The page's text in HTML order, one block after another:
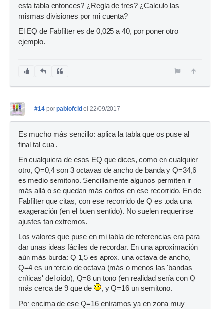
esta tabla entonces? ¿Regla de tres? ¿Calculo las
mismas divisiones por mi cuenta?
El EQ de Fabfilter es de 0,025 a 40, por poner otro
ejemplo.
#14 por pablofcid el 22/09/2017
Es mucho más sencillo: aplica la tabla que os puse al
final tal cual.
En cualquiera de esos EQ que dices, como en cualquier
otro, Q=0,4 son 3 octavas de ancho de banda y Q=34,6
es medio semitono. Sencillamente algunos permiten ir
más allá o se quedan más cortos en ese recorrido. En de
Fabfilter que citas, con ese recorrido de Q es toda una
exageración (en el buen sentido). No suelen requerirse
ajustes tan extremos.
Los valores que puse en mi tabla de referencias era para
dar unas ideas fáciles de recordar. En una aproximación
aún más burda: Q 1,5 es aprox. una octava de ancho,
Q=4 es un tercio de octava (más o menos las 'bandas
críticas' del oído), Q=8 un tono (en realidad sería con Q
más cerca de 9 que de
, y Q=16 un semitono.
Por encima de ese Q=16 entramos ya en zona muy